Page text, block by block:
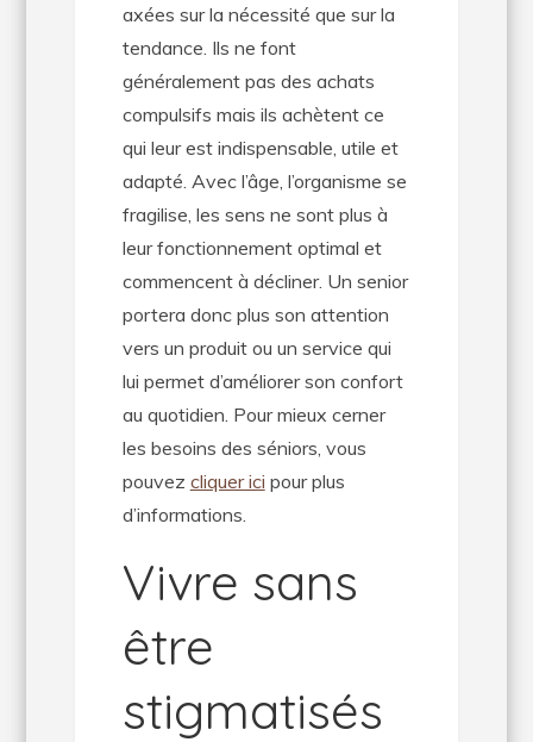
axées sur la nécessité que sur la
tendance. Ils ne font
généralement pas des achats
compulsifs mais ils achètent ce
qui leur est indispensable, utile et
adapté. Avec l’âge, l’organisme se
fragilise, les sens ne sont plus à
leur fonctionnement optimal et
commencent à décliner. Un senior
portera donc plus son attention
vers un produit ou un service qui
lui permet d’améliorer son confort
au quotidien. Pour mieux cerner
les besoins des séniors, vous
pouvez cliquer ici pour plus
d’informations.
Vivre sans
être
stigmatisés